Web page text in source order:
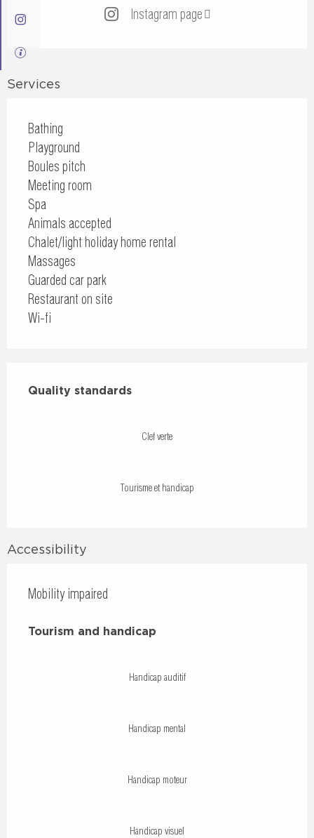
Instagram page
Services
Bathing
Playground
Boules pitch
Meeting room
Spa
Animals accepted
Chalet/light holiday home rental
Massages
Guarded car park
Restaurant on site
Wi-fi
Quality standards
Quality standards
Clef verte
Tourisme et handicap
Accessibility
Mobility impaired
Tourism and handicap
Tourism and handicap
Handicap auditif
Handicap mental
Handicap moteur
Handicap visuel